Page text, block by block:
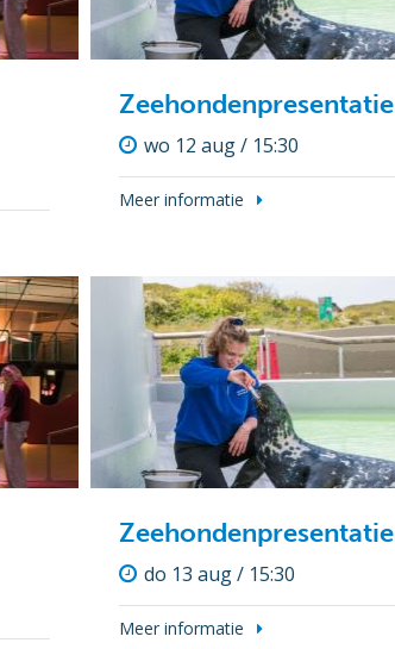
Zeehondenpresentatie
wo 12 aug / 15:30
Meer informatie
Zeehondenpresentatie
do 13 aug / 15:30
Meer informatie